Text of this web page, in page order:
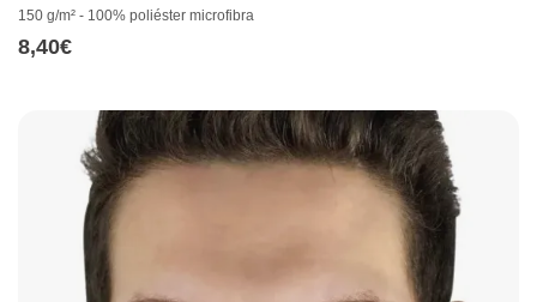
150 g/m² - 100% poliéster microfibra
8,40€